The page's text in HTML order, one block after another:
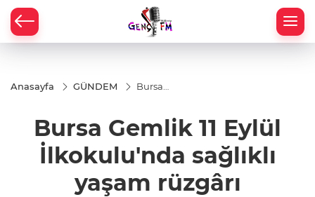
Anasayfa GÜNDEM
Bursa
İlkokulu'nda
sağlıklı
rüzgârı
Bursa Gemlik 11 Eylül
İlkokulu'nda sağlıklı
yaşam rüzgârı